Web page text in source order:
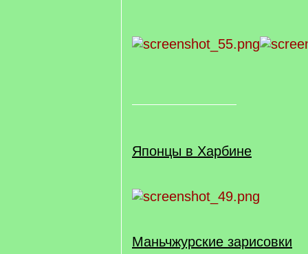
Японцы в Харбине
Маньчжурские зарисовки